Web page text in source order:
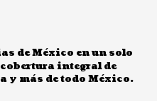
de México en un solo
integral de
más de todo México.